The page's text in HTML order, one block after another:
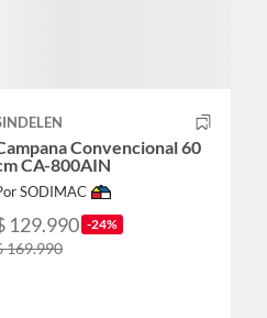
Convencional 60
CA-800AIN
SODIMAC
129.990 -24%
169.990